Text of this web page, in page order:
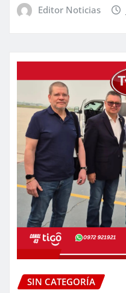
Editor Noticias
SIN CATEGORÍA